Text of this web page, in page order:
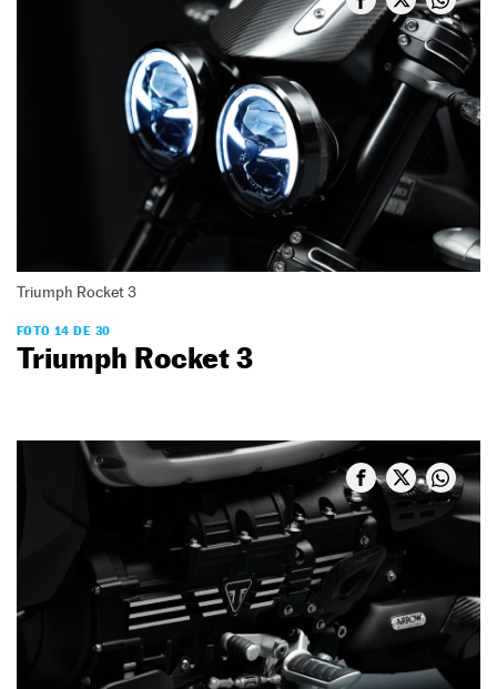
Triumph Rocket 3
FOTO 14 DE 30
Triumph Rocket 3